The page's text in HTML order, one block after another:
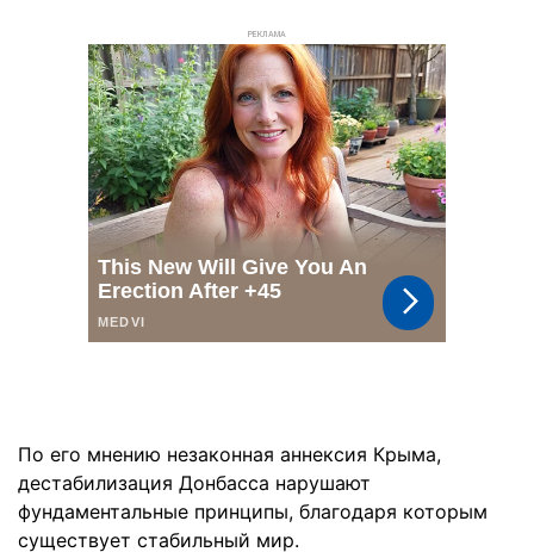
РЕКЛАМА
По его мнению незаконная аннексия Крыма,
дестабилизация Донбасса нарушают
фундаментальные принципы, благодаря которым
существует стабильный мир.